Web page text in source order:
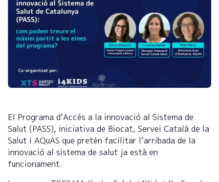
El Programa d’Accés a la innovació al Sistema de
Salut (PASS), iniciativa de Biocat, Servei Català de la
Salut i AQuAS que pretén facilitar l’arribada de la
innovació al sistema de salut ja està en
funcionament.